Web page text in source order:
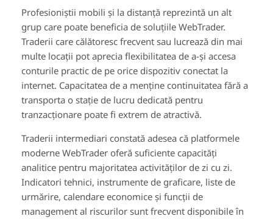
Profesioniștii mobili și la distanță reprezintă un alt
grup care poate beneficia de soluțiile WebTrader.
Traderii care călătoresc frecvent sau lucrează din mai
multe locații pot aprecia flexibilitatea de a-și accesa
conturile practic de pe orice dispozitiv conectat la
internet. Capacitatea de a menține continuitatea fără a
transporta o stație de lucru dedicată pentru
tranzacționare poate fi extrem de atractivă.
Traderii intermediari constată adesea că platformele
moderne WebTrader oferă suficiente capacități
analitice pentru majoritatea activităților de zi cu zi.
Indicatori tehnici, instrumente de graficare, liste de
urmărire, calendare economice și funcții de
management al riscurilor sunt frecvent disponibile în